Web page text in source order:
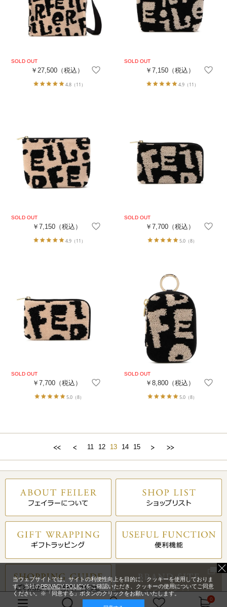
￥27,500（税込）
4.8（11）
￥7,150（税込）
4.9（11）
￥7,150 （税込）
4.9（11）
￥7,700（税込）
5.0（8）
￥7,700 （税込）
5.0 （8）
￥8,800（税込）
5.0（8）
11 12 13 14 15
0
当ウェブサイトでは、サイトの利便性向上を目的に、クッキーを使用しておりま
す。当社のPRIVACY POLICYをご確認いただき、クッキーの使用についてご同意
ください。※「同意する」ボタンのクリックをお願いいたします。